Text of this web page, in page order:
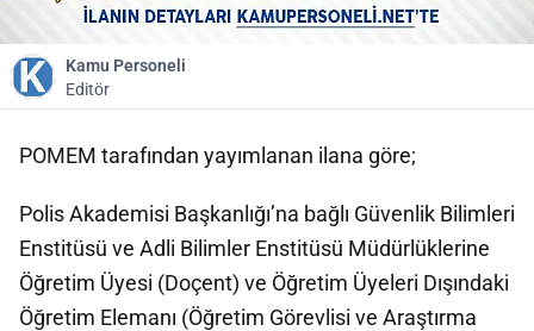
Kamu Personeli
Editör
POMEM tarafından yayımlanan ilana göre;
Polis Akademisi Başkanlığı’na bağlı Güvenlik Bilimleri
Enstitüsü ve Adli Bilimler Enstitüsü Müdürlüklerine
Öğretim Üyesi (Doçent) ve Öğretim Üyeleri Dışındaki
Öğretim Elemanı (Öğretim Görevlisi ve Araştırma